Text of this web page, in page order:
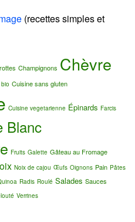
(recettes simples et
Champignons Chèvre
Cuisine sans gluten
Cuisine vegetarienne Épinards Farcis
Blanc
Fruits Galette Gâteau au Fromage
Noix de cajou Œufs Oignons Pain Pâtes
Radis Roulé Salades Sauces
Verrines